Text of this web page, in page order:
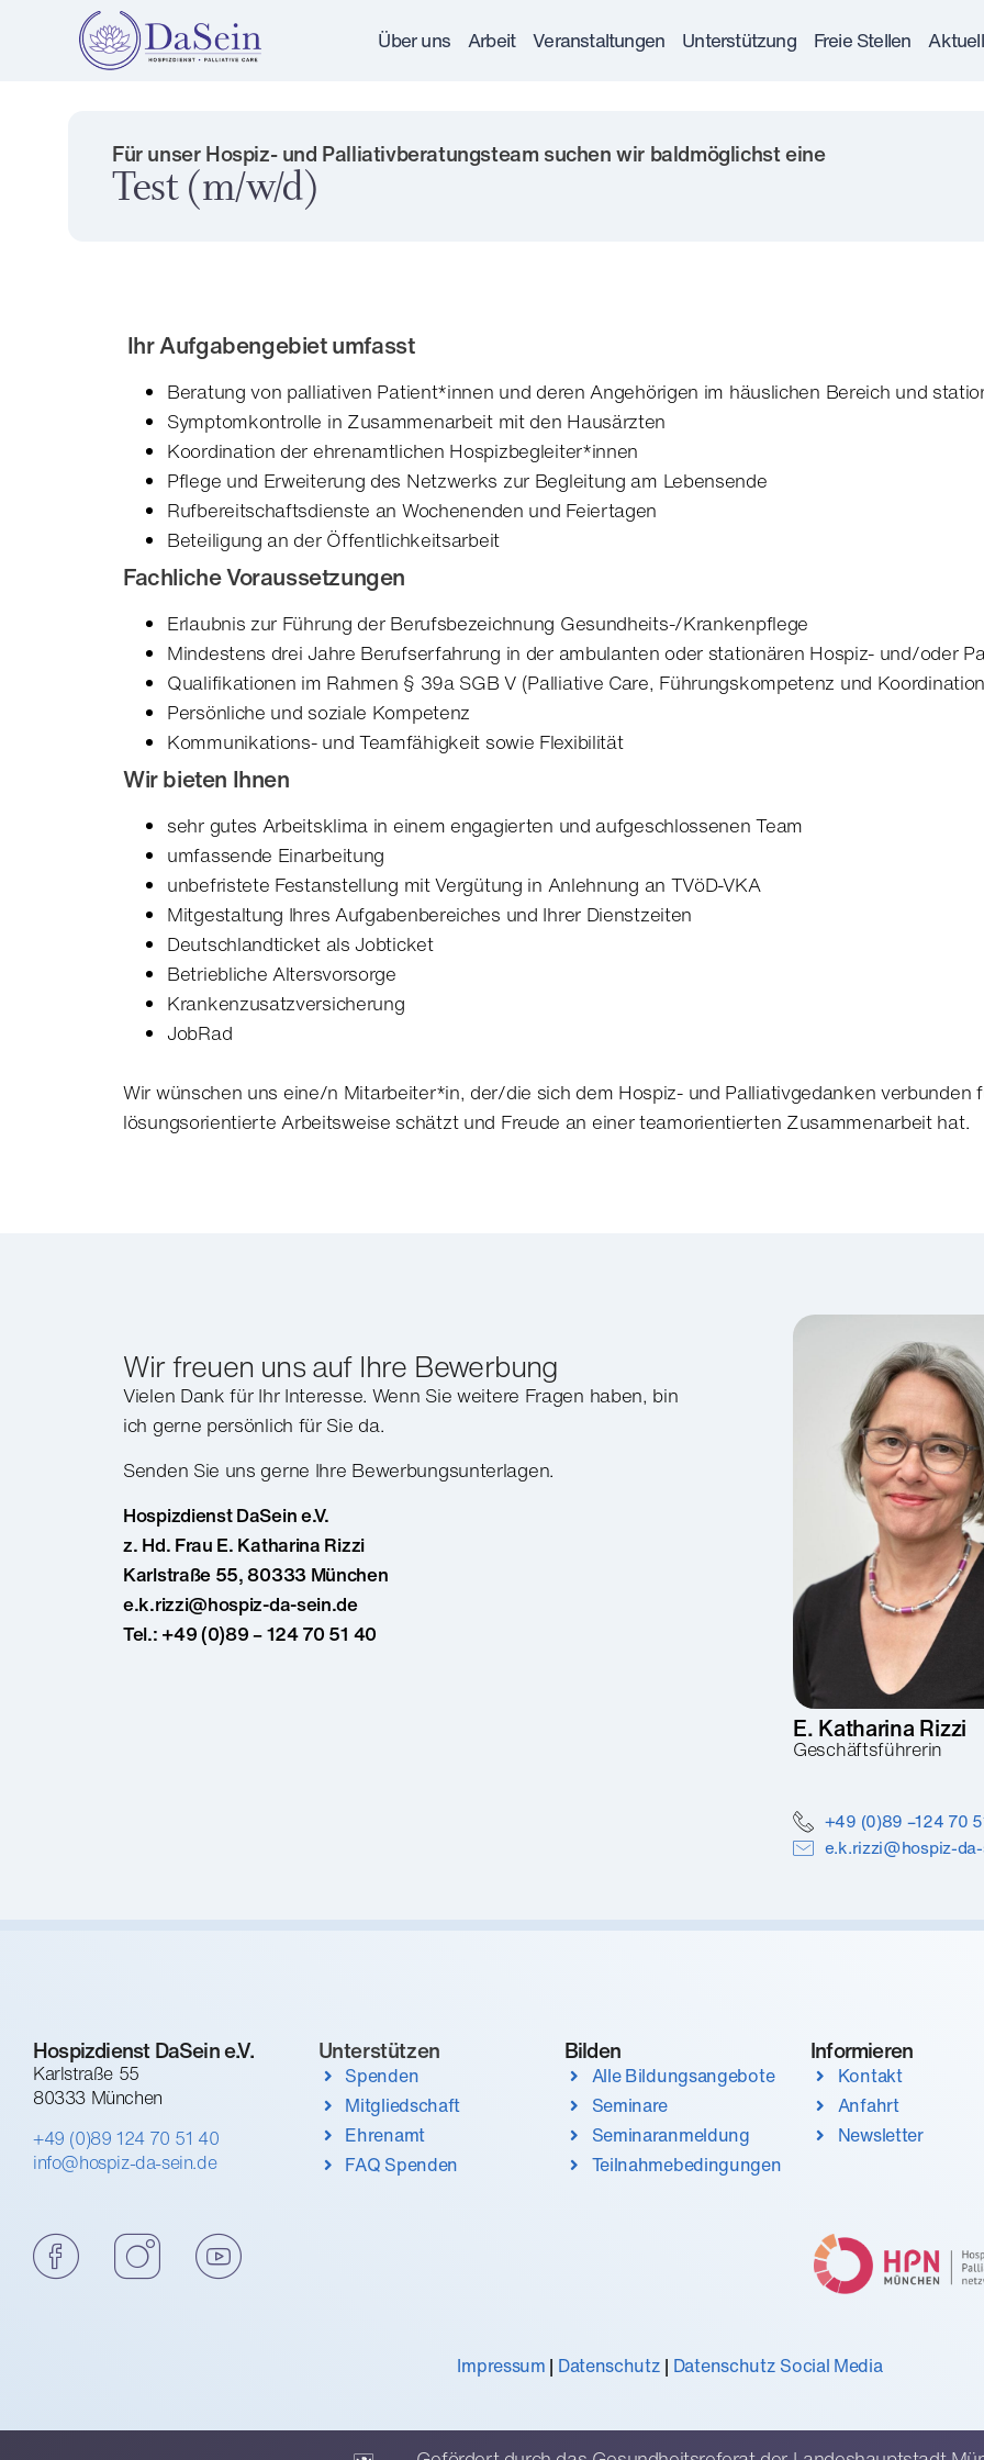
Über uns Arbeit Veranstaltungen Unterstützung Freie Stellen
Für unser Hospiz- und Palliativberatungsteam suchen wir baldmöglichst eine
Test (m/w/d)
Ihr Aufgabengebiet umfasst
Beratung von palliativen Patient*innen und deren Angehörigen im häuslichen Bereich und
Symptomkontrolle in Zusammenarbeit mit den Hausärzten
Koordination der ehrenamtlichen Hospizbegleiter*innen
Pflege und Erweiterung des Netzwerks zur Begleitung am Lebensende
Rufbereitschaftsdienste an Wochenenden und Feiertagen
Beteiligung an der Öffentlichkeitsarbeit
Fachliche Voraussetzungen
Erlaubnis zur Führung der Berufsbezeichnung Gesundheits-/Krankenpflege
Mindestens drei Jahre Berufserfahrung in der ambulanten oder stationären Hospiz- und/oder
Qualifikationen im Rahmen § 39a SGB V (Palliative Care, Führungskompetenz und
Persönliche und soziale Kompetenz
Kommunikations- und Teamfähigkeit sowie Flexibilität
Wir bieten Ihnen
sehr gutes Arbeitsklima in einem engagierten und aufgeschlossenen Team
umfassende Einarbeitung
unbefristete Festanstellung mit Vergütung in Anlehnung an TVöD-VKA
Mitgestaltung Ihres Aufgabenbereiches und Ihrer Dienstzeiten
Deutschlandticket als Jobticket
Betriebliche Altersvorsorge
Krankenzusatzversicherung
JobRad
Wir wünschen uns eine/n Mitarbeiter*in, der/die sich dem Hospiz- und Palliativgedanken verbunden
lösungsorientierte Arbeitsweise schätzt und Freude an einer teamorientierten Zusammenarbeit hat.
Wir freuen uns auf Ihre Bewerbung
Vielen Dank für Ihr Interesse. Wenn Sie weitere Fragen haben, bin
ich gerne persönlich für Sie da.
Senden Sie uns gerne Ihre Bewerbungsunterlagen.
Hospizdienst DaSein e.V.
z. Hd. Frau E. Katharina Rizzi
Karlstraße 55, 80333 München
e.k.rizzi@hospiz-da-sein.de
Tel.: +49 (0)89 – 124 70 51 40
E. KatharinaRizzi
Geschäftsführerin
+49 (0)89 –124 70
e.k.rizzi@hospiz-
Hospizdienst DaSein e.V.
Karlstraße 55
80333 München
+49 (0)89 124 70 51 40
info@hospiz-da-sein.de
Unterstützen
Spenden
Mitgliedschaft
Ehrenamt
FAQ Spenden
Bilden
Alle Bildungsangebote
Seminare
Seminaranmeldung
Teilnahmebedingungen
Informieren
Kontakt
Anfahrt
Newsletter
Impressum | Datenschutz | Datenschutz Social Media